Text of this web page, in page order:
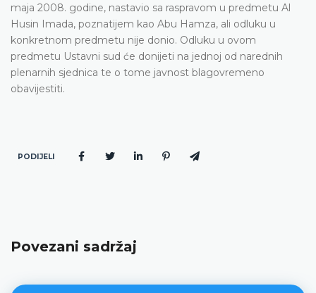
maja 2008. godine, nastavio sa raspravom u predmetu Al
Husin Imada, poznatijem kao Abu Hamza, ali odluku u
konkretnom predmetu nije donio. Odluku u ovom
predmetu Ustavni sud će donijeti na jednoj od narednih
plenarnih sjednica te o tome javnost blagovremeno
obavijestiti.
PODIJELI
Povezani sadržaj